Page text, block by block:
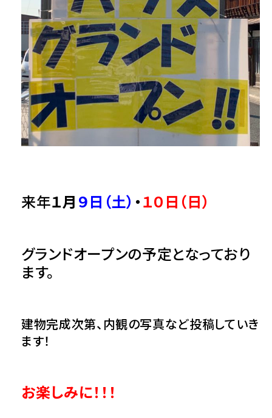
来年１月 ９日（土） ・１０日（日）
グランドオープンの予定となっており
ます。
建物完成次第、内観の写真など投稿していき
ます！
お楽しみに！！！